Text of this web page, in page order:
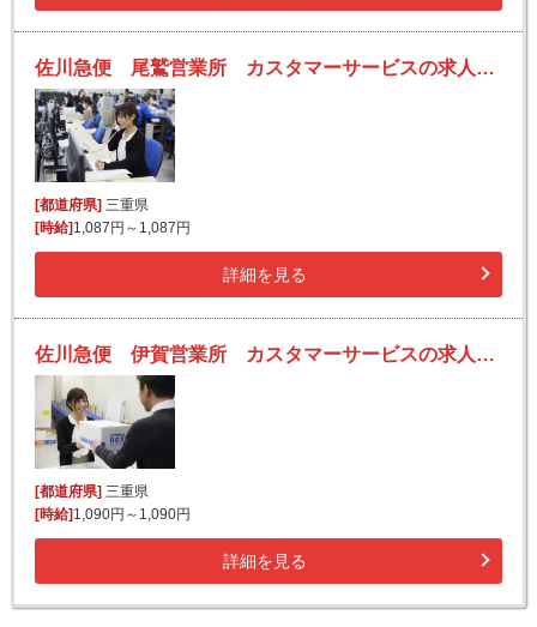
佐川急便 尾鷲営業所 カスタマーサービスの求人！未経験歓迎！先輩たちがサポートします♪
[都道府県] 三重県
[時給] 1,087円～1,087円
詳細を見る
佐川急便 伊賀営業所 カスタマーサービスの求人！未経験歓迎！先輩たちがサポートします♪
[都道府県]三重県
[時給]1,090円～1,090円
詳細を見る